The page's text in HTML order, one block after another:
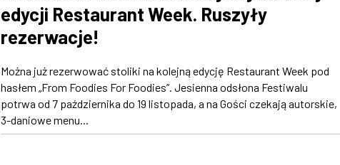
edycji Restaurant Week. Ruszyły
rezerwacje!
Można już rezerwować stoliki na kolejną edycję Restaurant Week pod
hasłem „From Foodies For Foodies”. Jesienna odsłona Festiwalu
potrwa od 7 października do 19 listopada, a na Gości czekają autorskie,
3-daniowe menu...